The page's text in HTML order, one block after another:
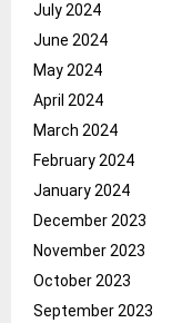
July 2024
June 2024
May 2024
April 2024
March 2024
February 2024
January 2024
December 2023
November 2023
October 2023
September 2023